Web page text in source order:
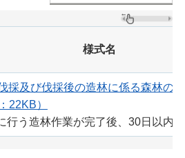
様式名
採及び伐採後の造林に係る森林の
22KB）
行う造林作業が完了後、30日以内